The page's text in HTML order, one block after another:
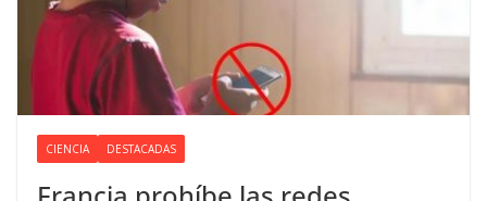
CIENCIA DESTACADAS